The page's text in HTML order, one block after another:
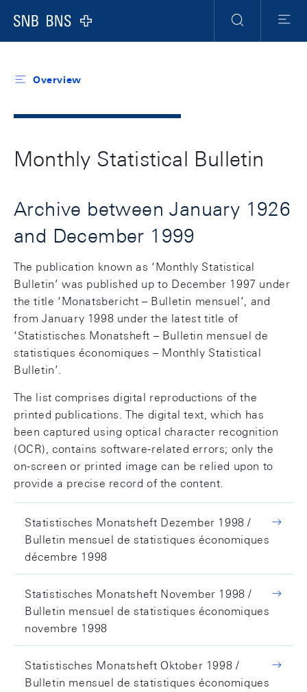
Logo
Navigation
Search Menu
Overview
Monthly Statistical Bulletin
Archive between January 1926
and December 1999
The publication known as ‘Monthly Statistical
Bulletin’ was published up to December 1997 under
the title ‘Monatsbericht – Bulletin mensuel’, and
from January 1998 under the latest title of
‘Statistisches Monatsheft – Bulletin mensuel de
statistiques économiques – Monthly Statistical
Bulletin’.
The list comprises digital reproductions of the
printed publications. The digital text, which has
been captured using optical character recognition
(OCR), contains software-related errors; only the
on-screen or printed image can be relied upon to
provide a precise record of the content.
Statistisches Monatsheft Dezember 1998 /
Bulletin mensuel de statistiques économiques
décembre 1998
Statistisches Monatsheft November 1998 /
Bulletin mensuel de statistiques économiques
novembre 1998
Statistisches Monatsheft Oktober 1998 /
Bulletin mensuel de statistiques économiques